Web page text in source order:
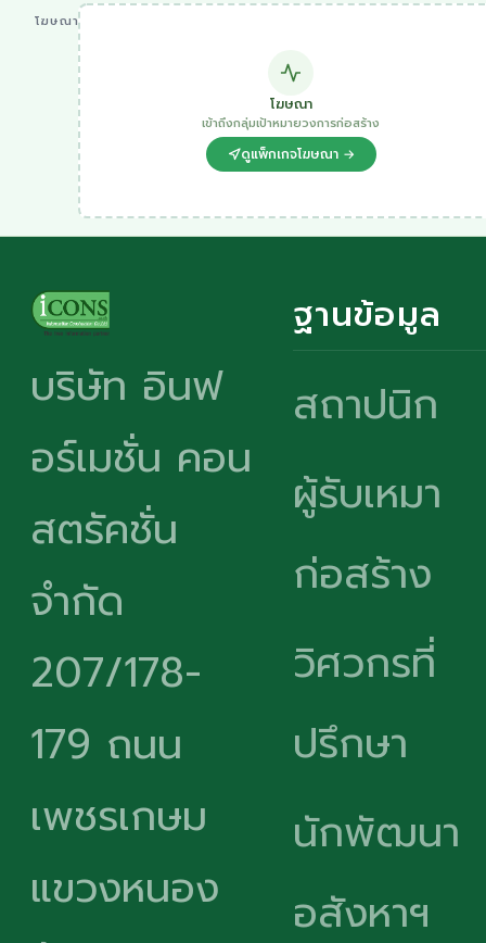
โฆษณา
โฆษณา
เข้าถึงกลุ่มเป้าหมายวงการก่อสร้าง
ดูแพ็กเกจโฆษณา →
บริษัท อินฟ
อร์เมชั่น คอน
สตรัคชั่น
จำกัด
207/178-
179 ถนน
เพชรเกษม
แขวงหนอง
ฐานข้อมูล
สถาปนิก
ผู้รับเหมา
ก่อสร้าง
วิศวกรที่
ปรึกษา
นักพัฒนา
อสังหาฯ